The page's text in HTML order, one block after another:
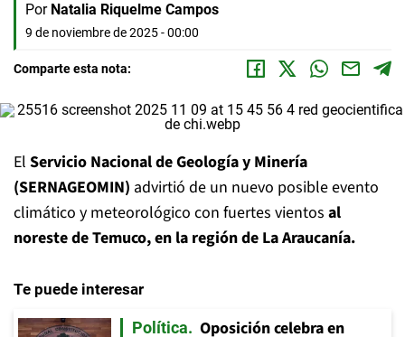
Por Natalia Riquelme Campos
9 de noviembre de 2025 - 00:00
Comparte esta nota:
El Servicio Nacional de Geología y Minería
(SERNAGEOMIN) advirtió de un nuevo posible evento
climático y meteorológico con fuertes vientos al
noreste de Temuco, en la región de La Araucanía.
Te puede interesar
Política
Oposición celebra en